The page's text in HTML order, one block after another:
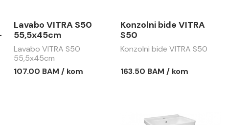
Lavabo VITRA S50
55,5x45cm
Lavabo VITRA S50
55,5x45cm
107.00 BAM / kom
Konzolni bide VITRA
S50
Konzolni bide VITRA S50
163.50 BAM / kom